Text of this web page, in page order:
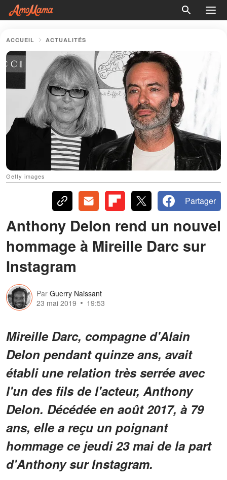
ACCUEIL ACTUALITÉS
Getty images
Partager
Anthony Delon rend un nouvel
hommage à Mireille Darc sur
Instagram
Par Guerry Naissant
23 mai 2019
19:53
Mireille Darc, compagne d'Alain
Delon pendant quinze ans, avait
établi une relation très serrée avec
l'un des fils de l'acteur, Anthony
Delon. Décédée en août 2017, à 79
ans, elle a reçu un poignant
hommage ce jeudi 23 mai de la part
d'Anthony sur Instagram.